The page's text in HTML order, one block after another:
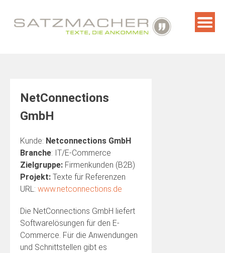
content
NetConnections
GmbH
Kunde: Netconnections GmbH
Branche: IT/E-Commerce
Zielgruppe: Firmenkunden (B2B)
Projekt: Texte für Referenzen
URL: www.netconnections.de
Die NetConnections GmbH liefert
Softwarelösungen für den E-
Commerce. Für die Anwendungen
und Schnittstellen gibt es